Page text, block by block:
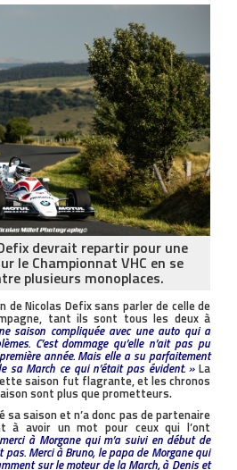
devrait repartir pour une
le Championnat VHC en se
plusieurs monoplaces.
de Nicolas Defix sans parler de celle de
tant ils sont tous les deux à
saison compliquée avec une auto qui a
C’est dommage qu’elle n’ait pas pu
année. Mais elle a su parfaitement
sa March ce qui n’était pas évident. »La
saison fut flagrante, et les chronos
sont plus que prometteurs.
sa saison et n’a donc pas de partenaire
à avoir un mot pour ceux qui l’ont
à Morgane qui m’a suivi en début de
pas. Merci à Bruno, le papa de Morgane qui
sur le moteur de la March, à Denis et